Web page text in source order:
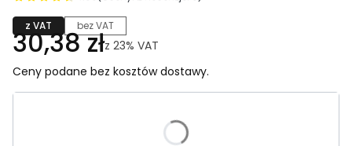
z VAT bez VAT
30,38 złz 23% VAT
Ceny podane bez kosztów dostawy.
Poszczególne warianty mogą różnić się ceną